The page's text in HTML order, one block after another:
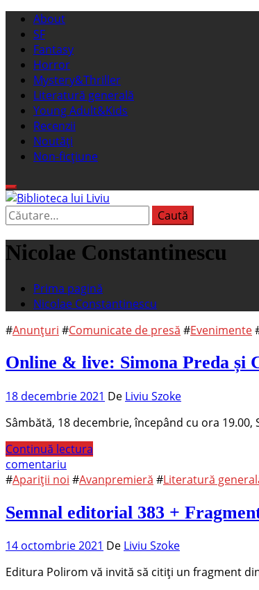
Sari
conținut
Meniu
principal
About
SF
Fantasy
Horror
Mystery&Thriller
Literatură generală
Young Adult&Kids
Recenzii
Noutăți
Non-ficțiune
Biblioteca lui Liviu
Fostul blog FanSF
Caută
după:
Nicolae Constantinescu
Prima pagină
Nicolae Constantinescu
#Anunțuri #Comunicate de presă #Evenimente
Online & live: Simona Preda și
18 decembrie 2021 De Liviu Szoke
Sâmbătă, 18 decembrie, începând cu ora
Continuă lectura
comentariu
#Apariții noi #Avanpremieră #Literatură
Semnal editorial 383 +
14 octombrie 2021 De Liviu Szoke
Editura Polirom vă invită să citiți un fragment